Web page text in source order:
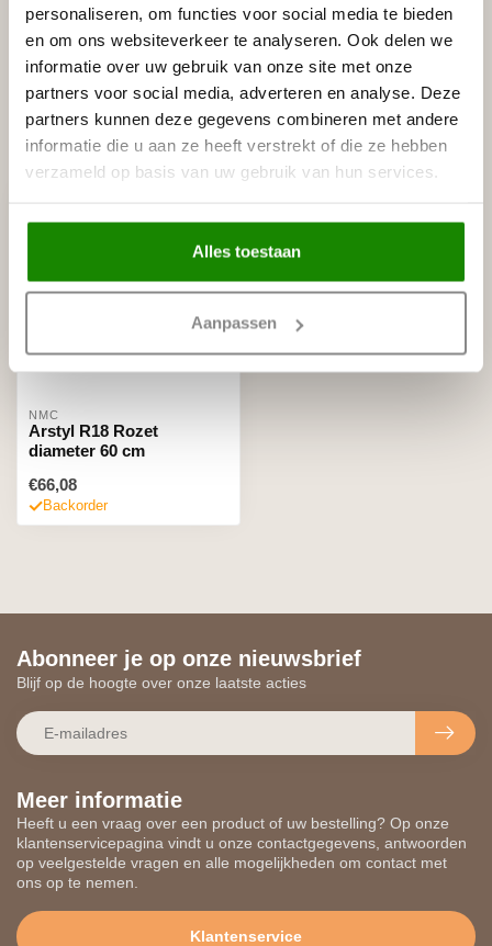
personaliseren, om functies voor social media te bieden
en om ons websiteverkeer te analyseren. Ook delen we
informatie over uw gebruik van onze site met onze
partners voor social media, adverteren en analyse. Deze
partners kunnen deze gegevens combineren met andere
informatie die u aan ze heeft verstrekt of die ze hebben
verzameld op basis van uw gebruik van hun services.
Alles toestaan
Aanpassen
NMC Adefix lijmkoker 310 ml
Op voorraad
€8,95
Recent bekeken
NMC
Arstyl R18 Rozet
diameter 60 cm
€66,08
Backorder
Meer informatie
Heeft u een vraag over een product of uw bestelling? Op onze
klantenservicepagina vindt u onze contactgegevens, antwoorden
op veelgestelde vragen en alle mogelijkheden om contact met
ons op te nemen.
Klantenservice
Abonneer je op onze nieuwsbrief
Blijf op de hoogte over onze laatste acties